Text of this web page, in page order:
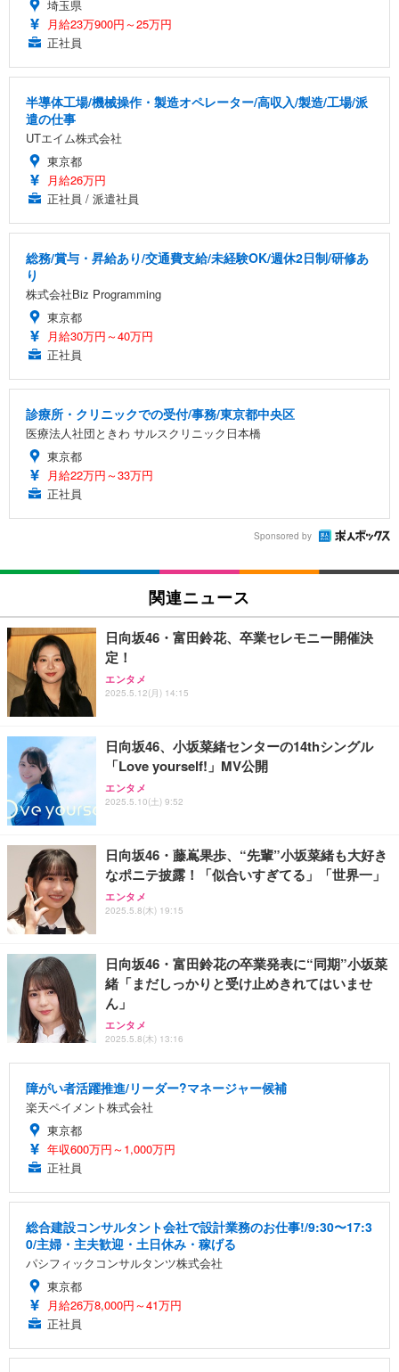
埼玉県
月給23万900円～25万円
正社員
半導体工場/機械操作・製造オペレーター/高収入/製造/工場/派
遣の仕事
UTエイム株式会社
東京都
月給26万円
正社員 / 派遣社員
総務/賞与・昇給あり/交通費支給/未経験OK/週休2日制/研修あ
り
株式会社Biz Programming
東京都
月給30万円～40万円
正社員
診療所・クリニックでの受付/事務/東京都中央区
医療法人社団ときわ サルスクリニック日本橋
東京都
月給22万円～33万円
正社員
Sponsored by
関連ニュース
日向坂46・富田鈴花、卒業セレモニー開催決
定！
エンタメ
2025.5.12(月) 14:15
日向坂46、小坂菜緒センターの14thシングル
「Love yourself!」MV公開
エンタメ
2025.5.10(土) 9:52
日向坂46・藤嶌果歩、“先輩”小坂菜緒も大好き
なポニテ披露！「似合いすぎてる」「世界一」
エンタメ
2025.5.8(木) 19:15
日向坂46・富田鈴花の卒業発表に“同期”小坂菜
緒「まだしっかりと受け止めきれてはいませ
ん」
エンタメ
2025.5.8(木) 13:16
障がい者活躍推進/リーダー?マネージャー候補
楽天ペイメント株式会社
東京都
年収600万円～1,000万円
正社員
総合建設コンサルタント会社で設計業務のお仕事!/9:30〜17:3
0/主婦・主夫歓迎・土日休み・稼げる
パシフィックコンサルタンツ株式会社
東京都
月給26万8,000円～41万円
正社員